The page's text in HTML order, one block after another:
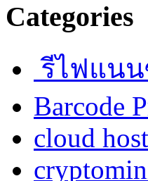
Categories
รีไฟแน
Barcode
cloud